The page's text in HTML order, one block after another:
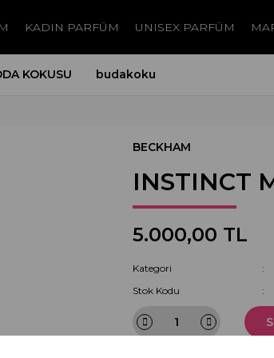
KADIN PARFÜM UNISEX PARFÜM
KOKUSU budakoku
BECKHAM
INSTINCT
5.000,00 TL
Kategori
Stok Kodu